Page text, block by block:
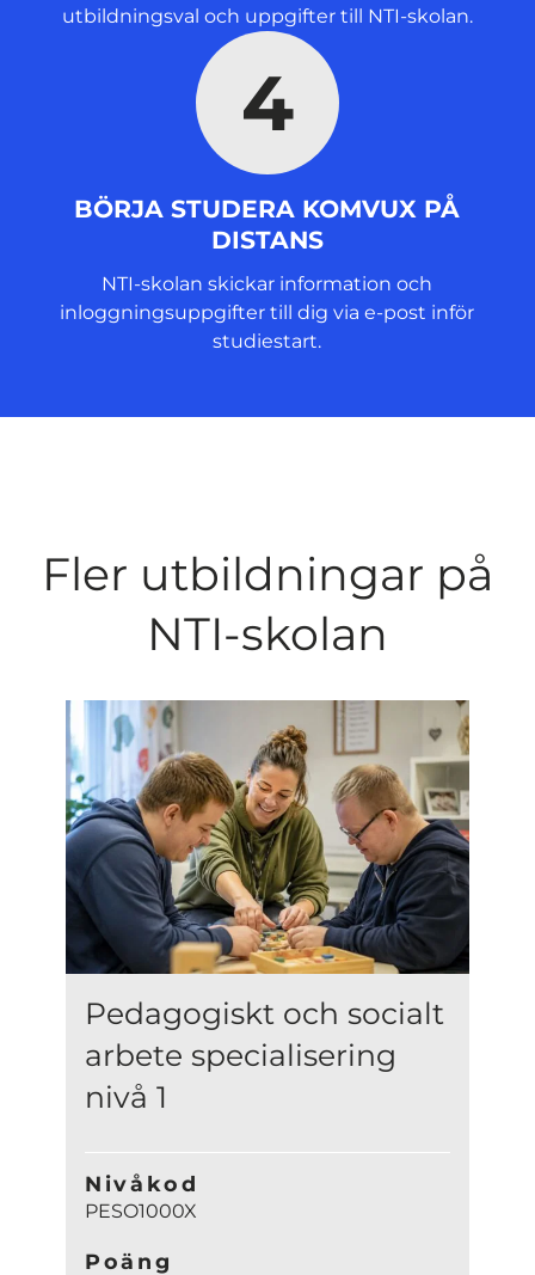
utbildningsval och uppgifter till NTI-skolan.
4
BÖRJA STUDERA KOMVUX PÅ
DISTANS
NTI-skolan skickar information och
inloggningsuppgifter till dig via e-post inför
studiestart.
Fler utbildningar på
NTI-skolan
Pedagogiskt och socialt
arbete specialisering
nivå 1
Nivåkod
PESO1000X
Poäng